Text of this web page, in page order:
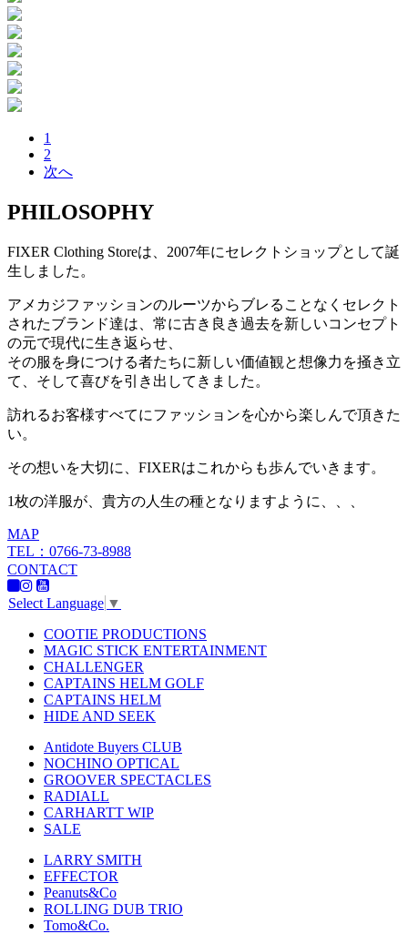
1
2
次へ
PHILOSOPHY
FIXER Clothing Storeは、2007年にセレクトショップとして誕
生しました。
アメカジファッションのルーツからブレることなくセレクト
されたブランド達は、常に古き良き過去を新しいコンセプト
の元で現代に生き返らせ、
その服を身につける者たちに新しい価値観と想像力を掻き立
て、そして喜びを引き出してきました。
訪れるお客様すべてにファッションを心から楽しんで頂きた
い。
その想いを大切に、FIXERはこれからも歩んでいきます。
1枚の洋服が、貴方の人生の種となりますように、、、
MAP
TEL：0766-73-8988
CONTACT
Select Language ▼
COOTIE PRODUCTIONS
MAGIC STICK ENTERTAINMENT
CHALLENGER
CAPTAINS HELM GOLF
CAPTAINS HELM
HIDE AND SEEK
Antidote Buyers CLUB
NOCHINO OPTICAL
GROOVER SPECTACLES
RADIALL
CARHARTT WIP
SALE
LARRY SMITH
EFFECTOR
Peanuts&Co
ROLLING DUB TRIO
Tomo&Co.